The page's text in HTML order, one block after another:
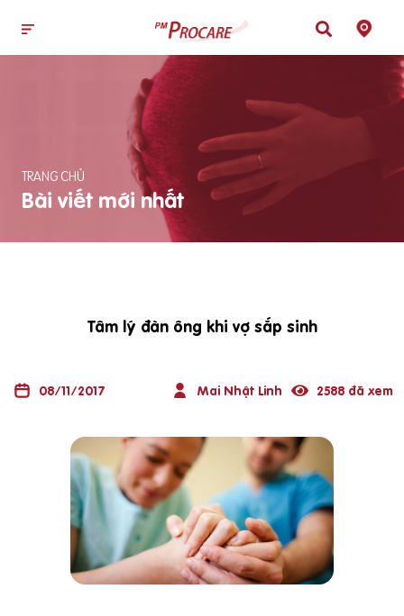
TRANG CHỦ
Bài viết mới nhất
Tâm lý đàn ông khi vợ sắp sinh
08/11/2017 Mai Nhật Linh 2588 đã xem